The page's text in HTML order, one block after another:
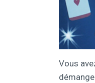
Vous